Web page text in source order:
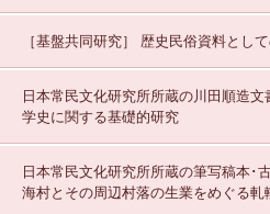
［基盤共同研究］ 歴史民俗資料とし
日本常民文化研究所所蔵の川田順造
学史に関する基礎的研究
日本常民文化研究所所蔵の筆写稿本･
海村とその周辺村落の生業をめぐる